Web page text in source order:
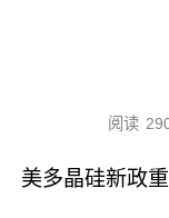
阅读
美多晶硅新政